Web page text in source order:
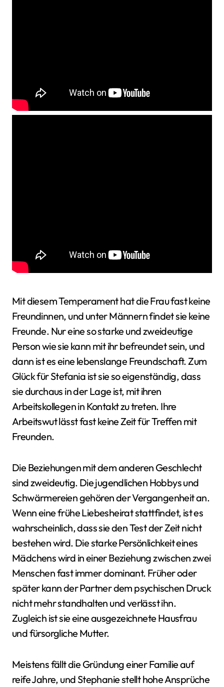
Mit diesem Temperament hat die Frau fast keine
Freundinnen, und unter Männern findet sie keine
Freunde. Nur eine so starke und zweideutige
Person wie sie kann mit ihr befreundet sein, und
dann ist es eine lebenslange Freundschaft. Zum
Glück für Stefania ist sie so eigenständig, dass
sie durchaus in der Lage ist, mit ihren
Arbeitskollegen in Kontakt zu treten. Ihre
Arbeitswut lässt fast keine Zeit für Treffen mit
Freunden.
Die Beziehungen mit dem anderen Geschlecht
sind zweideutig. Die jugendlichen Hobbys und
Schwärmereien gehören der Vergangenheit an.
Wenn eine frühe Liebesheirat stattfindet, ist es
wahrscheinlich, dass sie den Test der Zeit nicht
bestehen wird. Die starke Persönlichkeit eines
Mädchens wird in einer Beziehung zwischen zwei
Menschen fast immer dominant. Früher oder
später kann der Partner dem psychischen Druck
nicht mehr standhalten und verlässt ihn.
Zugleich ist sie eine ausgezeichnete Hausfrau
und fürsorgliche Mutter.
Meistens fällt die Gründung einer Familie auf
reife Jahre, und Stephanie stellt hohe Ansprüche